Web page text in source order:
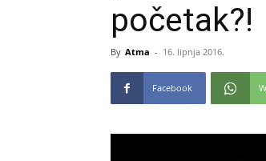
početak?!
By Atma - 16. lipnja 2016.
Facebook